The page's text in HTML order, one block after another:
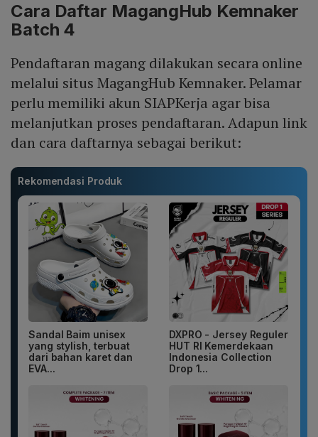
Cara Daftar MagangHub Kemnaker
Batch 4
Pendaftaran magang dilakukan secara online
melalui situs MagangHub Kemnaker. Pelamar
perlu memiliki akun SIAPKerja agar bisa
melanjutkan proses pendaftaran. Adapun link
dan cara daftarnya sebagai berikut:
Rekomendasi Produk
Sandal Baim unisex
yang stylish, terbuat
dari bahan karet dan
EVA...
DXPRO - Jersey Reguler
HUT RI Kemerdekaan
Indonesia Collection
Drop 1...